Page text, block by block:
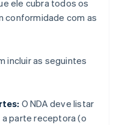
ele cubra todos os
conformidade com as
incluir as seguintes
O NDA deve listar
parte receptora (o